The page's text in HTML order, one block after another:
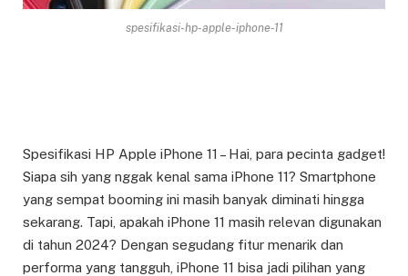
spesifikasi-hp-apple-iphone-11
Spesifikasi HP Apple iPhone 11 – Hai, para pecinta gadget!
Siapa sih yang nggak kenal sama iPhone 11? Smartphone
yang sempat booming ini masih banyak diminati hingga
sekarang. Tapi, apakah iPhone 11 masih relevan digunakan
di tahun 2024? Dengan segudang fitur menarik dan
performa yang tangguh, iPhone 11 bisa jadi pilihan yang